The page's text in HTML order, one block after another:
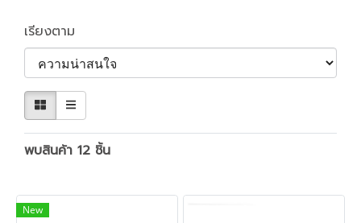
เรียงตาม
พบสินค้า 12 ชิ้น
New